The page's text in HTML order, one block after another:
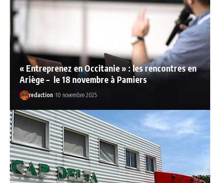
« Entreprenez en Occitanie » : les rencontres en
Ariège – le 18 novembre à Pamiers
redaction 10 novembre 2025